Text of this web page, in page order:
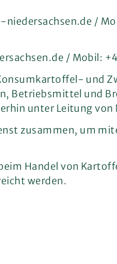
/
/ Mobil:
und
Betriebsmittel und
unter Leitung von
zusammen, um
Handel von
werden.